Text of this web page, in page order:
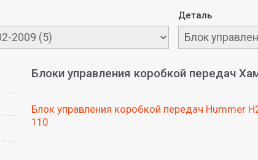
Деталь
Блоки управления коробкой передач
Блок управления коробкой передач Hummer
110